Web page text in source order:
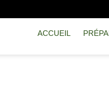
ACCUEIL